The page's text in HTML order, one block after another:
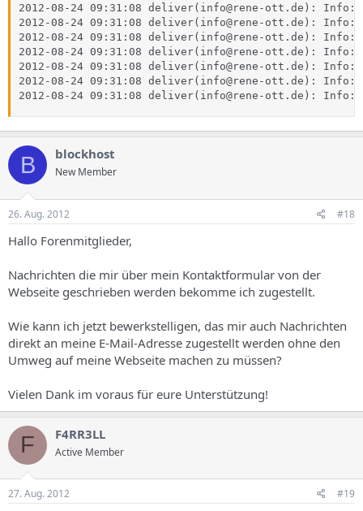
2012-08-24 09:31:08 deliver(info@rene-ott.de): Info:
2012-08-24 09:31:08 deliver(info@rene-ott.de): Info:
2012-08-24 09:31:08 deliver(info@rene-ott.de):
2012-08-24 09:31:08 deliver(info@rene-ott.de):
2012-08-24 09:31:08 deliver(info@rene-ott.de):
2012-08-24 09:31:08 deliver(info@rene-ott.de): Info:
2012-08-24 09:31:08 deliver(info@rene-ott.de): Info:
B blockhost
New Member
26. Aug. 2012 #18
Hallo Forenmitglieder,
Nachrichten die mir über mein Kontaktformular von der
Webseite geschrieben werden bekomme ich zugestellt.
Wie kann ich jetzt bewerkstelligen, das mir auch Nachrichten
direkt an meine E-Mail-Adresse zugestellt werden ohne den
Umweg auf meine Webseite machen zu müssen?
Vielen Dank im voraus für eure Unterstützung!
F F4RR3LL
Active Member
27. Aug. 2012 #19